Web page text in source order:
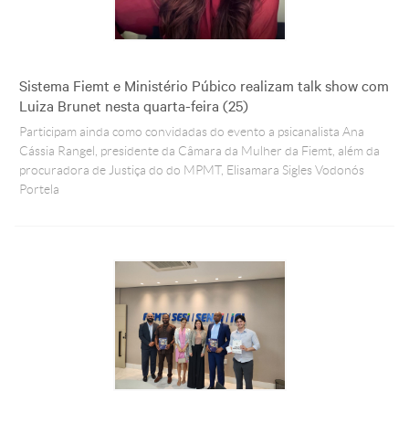
Sistema Fiemt e Ministério Púbico realizam talk show com
Luiza Brunet nesta quarta-feira (25)
Participam ainda como convidadas do evento a psicanalista Ana
Cássia Rangel, presidente da Câmara da Mulher da Fiemt, além da
procuradora de Justiça do do MPMT, Elisamara Sigles Vodonós
Portela